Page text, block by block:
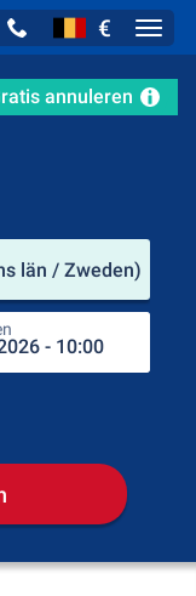
€
annuleren
län / Zweden)